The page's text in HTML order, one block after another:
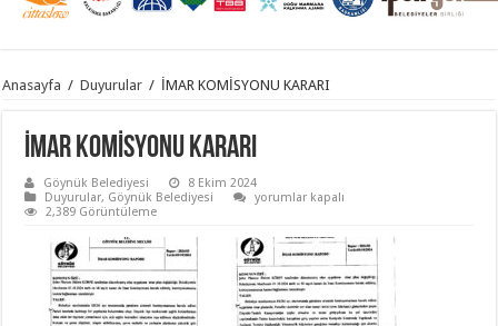
Anasayfa / Duyurular / İMAR KOMİSYONU KARARI
İMAR KOMİSYONU KARARI
Göynük Belediyesi
8 Ekim 2024
Duyurular, Göynük Belediyesi
İMAR
için
yorumlar kapalı
2,389 Görüntüleme